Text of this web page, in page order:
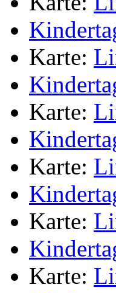
Karte:
Karte:
Karte:
Karte:
Karte: